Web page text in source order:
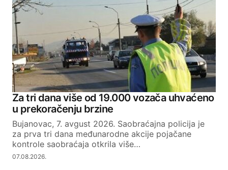
Za tri dana više od 19.000 vozača uhvaćeno
u prekoračenju brzine
Bujanovac, 7. avgust 2026. Saobraćajna policija je
za prva tri dana međunarodne akcije pojačane
kontrole saobraćaja otkrila više…
07.08.2026.